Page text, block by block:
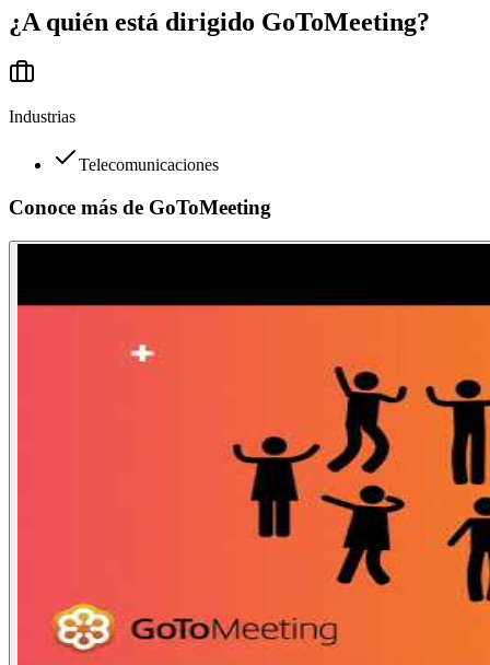
¿A quién está dirigido GoToMeeting?
Industrias
Telecomunicaciones
Conoce más de GoToMeeting